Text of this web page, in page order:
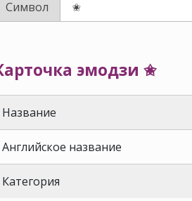
Символ
эмодзи ✬
Название
Английское название
Категория